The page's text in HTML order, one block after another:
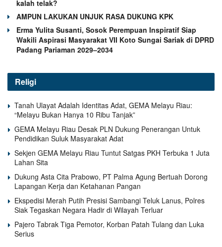
kalah telak?
AMPUN LAKUKAN UNJUK RASA DUKUNG KPK
Erma Yulita Susanti, Sosok Perempuan Inspiratif Siap
Wakili Aspirasi Masyarakat VII Koto Sungai Sariak di DPRD
Padang Pariaman 2029–2034
Religi
Tanah Ulayat Adalah Identitas Adat, GEMA Melayu Riau:
“Melayu Bukan Hanya 10 Ribu Tanjak”
GEMA Melayu Riau Desak PLN Dukung Penerangan Untuk
Pendidikan Suluk Masyarakat Adat
Sekjen GEMA Melayu Riau Tuntut Satgas PKH Terbuka 1 Juta
Lahan Sita
Dukung Asta Cita Prabowo, PT Palma Agung Bertuah Dorong
Lapangan Kerja dan Ketahanan Pangan
Ekspedisi Merah Putih Presisi Sambangi Teluk Lanus, Polres
Siak Tegaskan Negara Hadir di Wilayah Terluar
Pajero Tabrak Tiga Pemotor, Korban Patah Tulang dan Luka
Serius